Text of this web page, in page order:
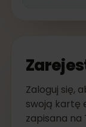
Zaloguj się,
swoją kartę
zapisana na